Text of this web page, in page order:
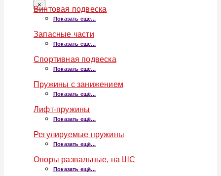
×
Винтовая подвеска
Показать ещё...
Запасные части
Показать ещё...
Спортивная подвеска
Показать ещё...
Пружины с занижением
Показать ещё...
Лифт-пружины
Показать ещё...
Регулируемые пружины
Показать ещё...
Опоры развальные, на ШС
Показать ещё...